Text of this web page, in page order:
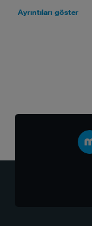
Ayrıntıları göster